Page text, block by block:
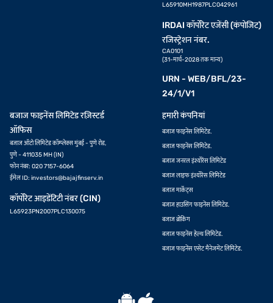
L65910MH1987PLC042961
IRDAI कॉर्पोरेट एजेंसी (कंपोजिट)
रजिस्ट्रेशन नंबर.
CA0101
(31-मार्च-2028 तक मान्य)
URN - WEB/BFL/23-
24/1/V1
बजाज फाइनेंस लिमिटेड रज़िस्टर्ड
ऑफिस
बजाज ऑटो लिमिटेड कॉम्प्लेक्स मुंबई - पुणे रोड,
पुणे - 411035 MH (IN)
फोन नंबर: 020 7157-6064
ईमेल ID: investors@bajajfinserv.in
कॉर्पोरेट आइडेंटिटी नंबर (CIN)
L65923PN2007PLC130075
हमारी कंपनियां
बजाज फाइनेंस लिमिटेड.
बजाज फाइनेंस लिमिटेड.
बजाज जनरल इंश्योरेंस लिमिटेड
बजाज लाइफ इंश्योरेंस लिमिटेड
बजाज मार्केट्स
बजाज हाउसिंग फाइनेंस लिमिटेड.
बजाज ब्रोकिंग
बजाज फाइनेंस हेल्थ लिमिटेड.
बजाज फाइनेंस एसेट मैनेजमेंट लिमिटेड.